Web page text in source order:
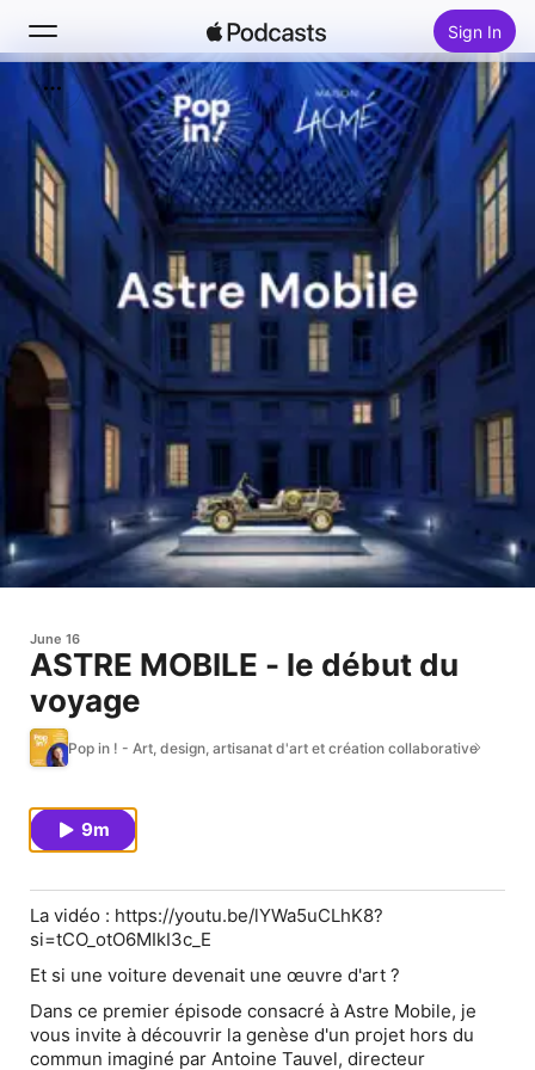
Sign In
Search
Home
Top Charts
June 16
ASTRE MOBILE - le début du
voyage
Pop in ! - Art, design, artisanat d'art et création collaborative
9m
La vidéo : https://youtu.be/lYWa5uCLhK8?
si=tCO_otO6MIkI3c_E
Et si une voiture devenait une œuvre d'art ?
Dans ce premier épisode consacré à Astre Mobile, je
vous invite à découvrir la genèse d'un projet hors du
commun imaginé par Antoine Tauvel, directeur